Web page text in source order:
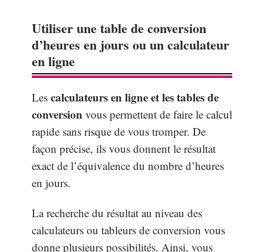
Utiliser une table de conversion
d’heures en jours ou un calculateur
en ligne
Les calculateurs en ligne et les tables de
conversion vous permettent de faire le calcul
rapide sans risque de vous tromper. De
façon précise, ils vous donnent le résultat
exact de l’équivalence du nombre d’heures
en jours.
La recherche du résultat au niveau des
calculateurs ou tableurs de conversion vous
donne plusieurs possibilités. Ainsi, vous